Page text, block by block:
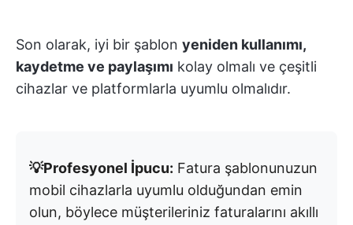
Son olarak, iyi bir şablon yeniden kullanımı,
kaydetme ve paylaşımı kolay olmalı ve çeşitli
cihazlar ve platformlarla uyumlu olmalıdır.
💡Profesyonel İpucu: Fatura şablonunuzun
mobil cihazlarla uyumlu olduğundan emin
olun, böylece müşterileriniz faturalarını akıllı